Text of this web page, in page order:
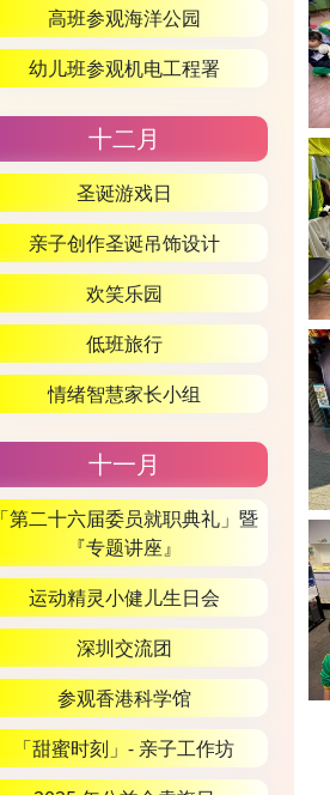
高班参观海洋公园
幼儿班参观机电工程署
十二月
圣诞游戏日
亲子创作圣诞吊饰设计
欢笑乐园
低班旅行
情绪智慧家长小组
十一月
「第二十六届委员就职典礼」暨
『专题讲座』
运动精灵小健儿生日会
深圳交流团
参观香港科学馆
「甜蜜时刻」- 亲子工作坊